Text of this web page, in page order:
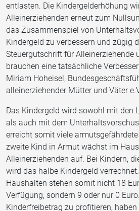
entlasten. Die Kindergelderhöhung
Alleinerziehenden erneut zum
das Zusammenspiel von
Kindergeld zu verbessern und zügig
Steuergutschrift für Alleinerziehende
brauchen eine tatsächliche
Miriam Hoheisel,
alleinerziehender Mütter und Väter
Das Kindergeld wird sowohl mit den
als auch mit dem
erreicht somit viele
zweite Kind in Armut wächst im
Alleinerziehenden auf. Bei Kindern,
wird das halbe Kindergeld
Haushalten stehen somit nicht 18
Verfügung, sondern 9 oder nur 0
Kinderfreibetrag zu profitieren,